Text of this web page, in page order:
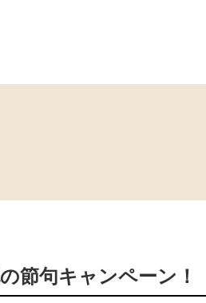
節句キャンペーン！